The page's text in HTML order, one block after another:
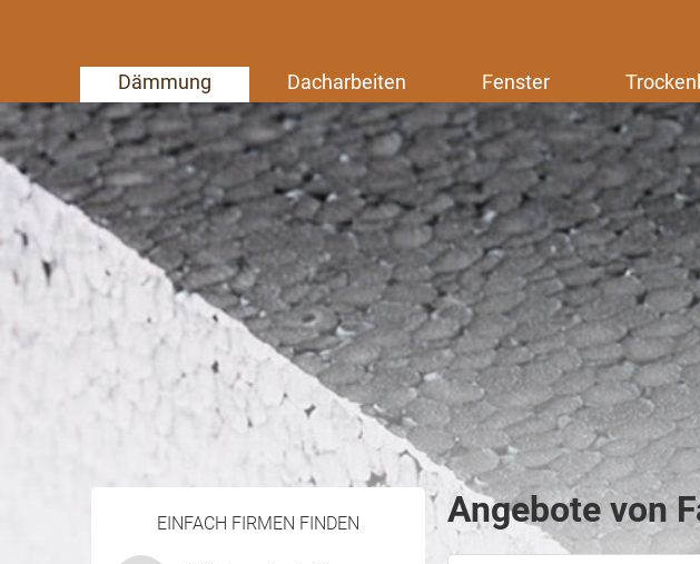
Dämmung Dacharbeiten Fenster
EINFACH FIRMEN FINDEN Angebote von